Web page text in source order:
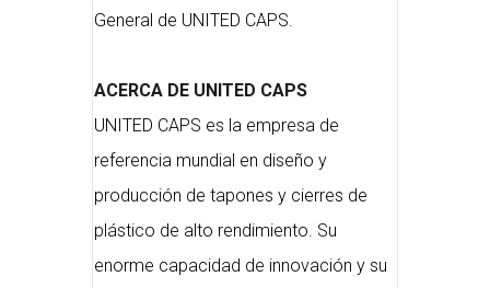
General de UNITED CAPS.
ACERCA DE UNITED CAPS
UNITED CAPS es la empresa de
referencia mundial en diseño y
producción de tapones y cierres de
plástico de alto rendimiento. Su
enorme capacidad de innovación y su